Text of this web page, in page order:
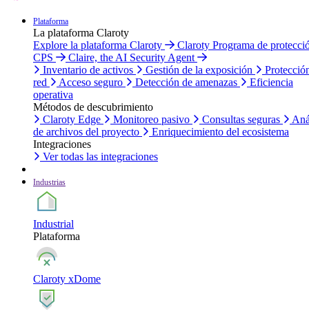
Plataforma
La plataforma Claroty
Explore la plataforma Claroty
Claroty Programa de
CPS
Claire, the AI Security Agent
Inventario de activos
Gestión de la exposición
red
Acceso seguro Detección de amenazas
Eficiencia
operativa
Métodos de descubrimiento
Claroty Edge
Monitoreo pasivo Consultas seguras
de archivos del proyecto
Enriquecimiento del ecosistema
Integraciones
Ver todas las integraciones
Industrias
Industrial
Plataforma
Claroty xDome